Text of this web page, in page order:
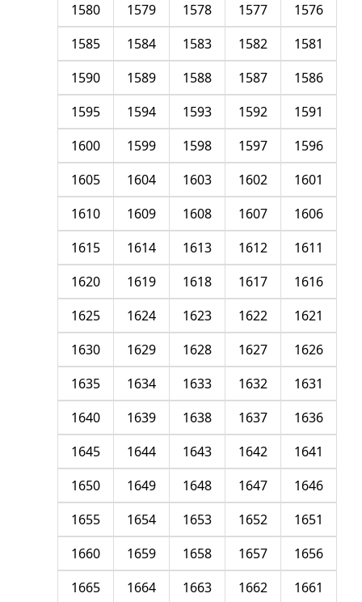
1576
1577
1578
1579
1580
1581
1582
1583
1584
1585
1586
1587
1588
1589
1590
1591
1592
1593
1594
1595
1596
1597
1598
1599
1600
1601
1602
1603
1604
1605
1606
1607
1608
1609
1610
1611
1612
1613
1614
1615
1616
1617
1618
1619
1620
1621
1622
1623
1624
1625
1626
1627
1628
1629
1630
1631
1632
1633
1634
1635
1636
1637
1638
1639
1640
1641
1642
1643
1644
1645
1646
1647
1648
1649
1650
1651
1652
1653
1654
1655
1656
1657
1658
1659
1660
1661
1662
1663
1664
1665